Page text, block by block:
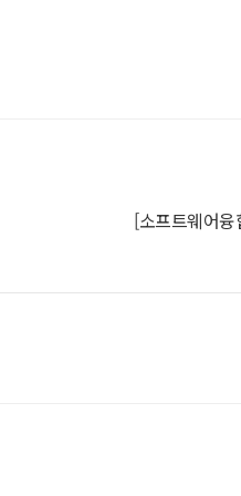
[소프트웨어